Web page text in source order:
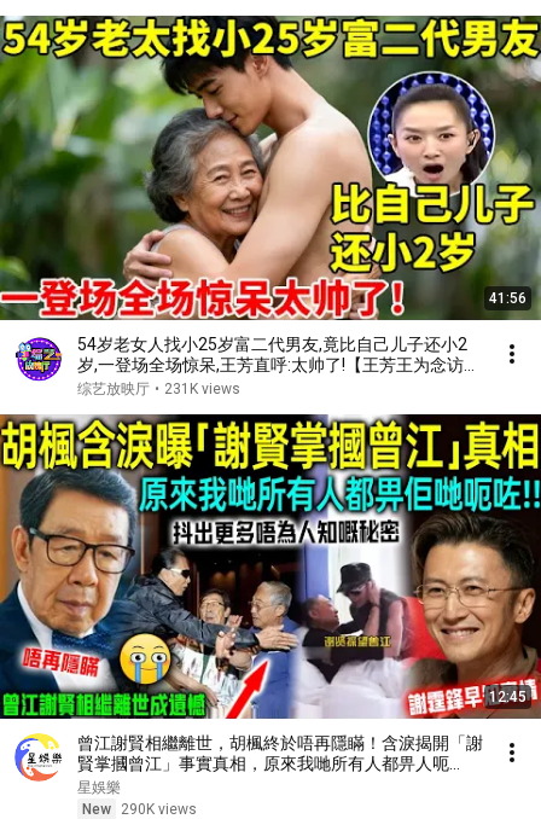
41:56
54岁老女人找小25岁富二代男友,竟比自己儿子还小2
岁,一登场全场惊呆,王芳直呼:太帅了!【王芳王为念访
谈】
综艺放映厅 • 231K views
12:45
曾江謝賢相繼離世，胡楓終於唔再隱瞞！含淚揭開「謝
賢掌摑曾江」事實真相，原來我哋所有人都畀人呃
咗⋯⋯謝霆鋒早知實情！【星娛樂】#胡楓 #謝賢 #曾
江 #綜藝 #事實 #真相 #兄弟 #謝霆鋒
星娛樂
New
290K views